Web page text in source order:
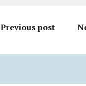
Previous post